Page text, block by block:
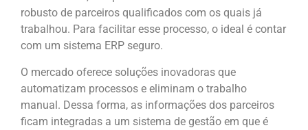
robusto de parceiros qualificados com os quais já
trabalhou. Para facilitar esse processo, o ideal é contar
com um sistema ERP seguro.
O mercado oferece soluções inovadoras que
automatizam processos e eliminam o trabalho
manual. Dessa forma, as informações dos parceiros
ficam integradas a um sistema de gestão em que é